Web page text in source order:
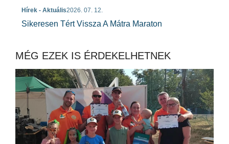
Hírek - Aktuális2026. 07. 12.
Sikeresen Tért Vissza A Mátra Maraton
MÉG EZEK IS ÉRDEKELHETNEK